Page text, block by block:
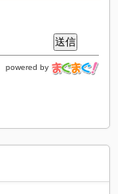
powered by